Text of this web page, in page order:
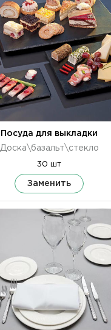
Посуда для выкладки
Доска\базальт\стекло
30 шт
Заменить